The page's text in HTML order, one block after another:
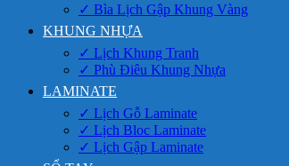
✓ Bìa Lịch Gập Khung Vàng
KHUNG NHỰA
✓ Lịch Khung Tranh
✓ Phù Điêu Khung Nhựa
LAMINATE
✓ Lịch Gỗ Laminate
✓ Lịch Bloc Laminate
✓ Lịch Gập Laminate